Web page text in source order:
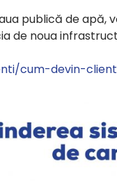
publică de
de noua
cum-devin-